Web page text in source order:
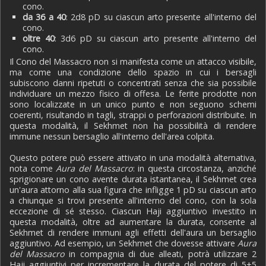
cono.
da 36 a 40: 2d8 pD su ciascun arto presente all'interno del
cono.
oltre 40: 3d6 pD su ciascun arto presente all'interno del
cono.
Il Cono del Massacro non si manifesta come un attacco visibile,
ma come una condizione dello spazio in cui i bersagli
subiscono danni ripetuti o concentrati senza che sia possibile
individuare un mezzo fisico di offesa. Le ferite prodotte non
sono localizzate in un unico punto e non seguono schemi
coerenti, risultando in tagli, strappi o perforazioni distribuite. In
questa modalità, il Sekhmet non ha possibilità di rendere
immune nessun bersaglio all'interno dell'area colpita.
Questo potere può essere attivato in una modalità alternativa,
nota comeAura del Massacro: in questa circostanza, anziché
sprigionare un cono avente durata istantanea, il Sekhmet crea
un'aura attorno alla sua figura che infligge 1 pD su ciascun arto
a chiunque si trovi presente all'interno del cono, con la sola
eccezione di sé stesso. Ciascun Haji aggiuntivo investito in
questa modalità, oltre ad aumentare la durata, consente al
Sekhmet di rendere immuni agli effetti dell'aura un bersaglio
aggiuntivo. Ad esempio, un Sekhmet che dovesse attivare Aura
del Massacro in compagnia di due alleati, potrà utilizzare 2